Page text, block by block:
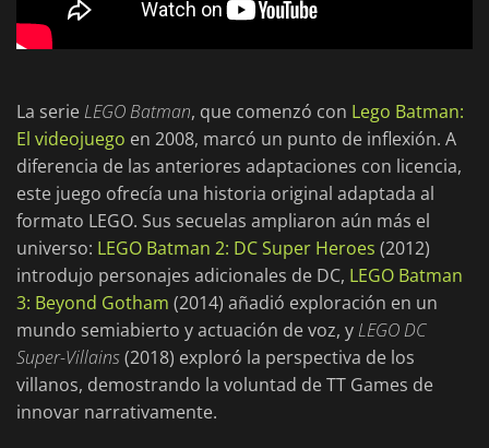
La serieLEGO Batman, que comenzó con Lego Batman:
El videojuego en 2008, marcó un punto de inflexión. A
diferencia de las anteriores adaptaciones con licencia,
este juego ofrecía una historia original adaptada al
formato LEGO. Sus secuelas ampliaron aún más el
universo: LEGO Batman 2: DC Super Heroes (2012)
introdujo personajes adicionales de DC, LEGO Batman
3: Beyond Gotham (2014) añadió exploración en un
mundo semiabierto y actuación de voz, yLEGO DC
Super-Villains(2018) exploró la perspectiva de los
villanos, demostrando la voluntad de TT Games de
innovar narrativamente.